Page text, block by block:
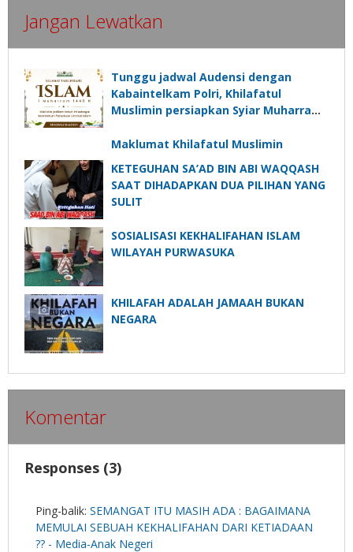
Jangan Lewatkan
Tunggu jadwal Audensi dengan
Kabaintelkam Polri, Khilafatul
Muslimin persiapkan Syiar Muharram
Maklumat Khilafatul Muslimin
KETEGUHAN SA’AD BIN ABI WAQQASH
SAAT DIHADAPKAN DUA PILIHAN YANG
SULIT
SOSIALISASI KEKHALIFAHAN ISLAM
WILAYAH PURWASUKA
KHILAFAH ADALAH JAMAAH BUKAN
NEGARA
Komentar
Responses (3)
Ping-balik: SEMANGAT ITU MASIH ADA : BAGAIMANA
MEMULAI SEBUAH KEKHALIFAHAN DARI KETIADAAN
?? - Media-Anak Negeri